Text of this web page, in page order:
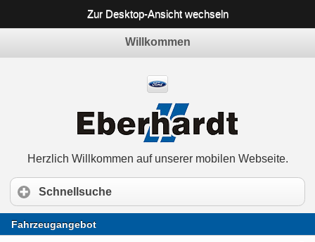
Zur Desktop-Ansicht wechseln
Willkommen
Herzlich Willkommen auf unserer mobilen Webseite.
Schnellsuche
Fahrzeugangebot